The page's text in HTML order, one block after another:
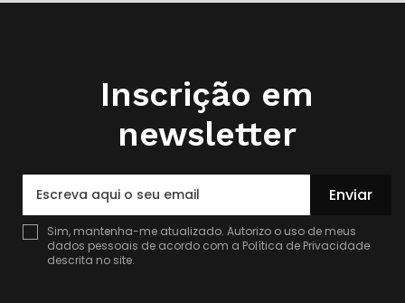
Inscrição em
newsletter
Enviar
Sim, mantenha-me atualizado. Autorizo o uso de meus
dados pessoais de acordo com a Política de Privacidade
descrita no site.